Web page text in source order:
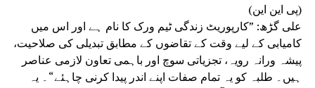
(پی این این)
علی گڑھ: ”کارپوریٹ زندگی ٹیم ورک کا نام ہے اور اس میں
کامیابی کے لیے وقت کے تقاضوں کے مطابق تبدیلی کی صلاحیت،
پیشہ ورانہ رویہ، تجزیاتی سوچ اور باہمی تعاون لازمی عناصر
ہیں۔ طلبہ کو یہ تمام صفات اپنے اندر پیدا کرنی چاہئے“۔ یہ